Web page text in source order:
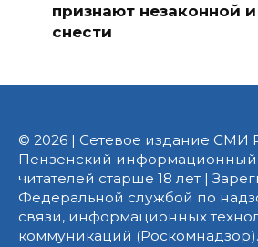
признают незаконной и
снести
© 2026 | Сетевое издание СМИ
Пензенский информационный
читателей старше 18 лет |
Федеральной службой по
связи, информационных
коммуникаций (Роскомнадзор).